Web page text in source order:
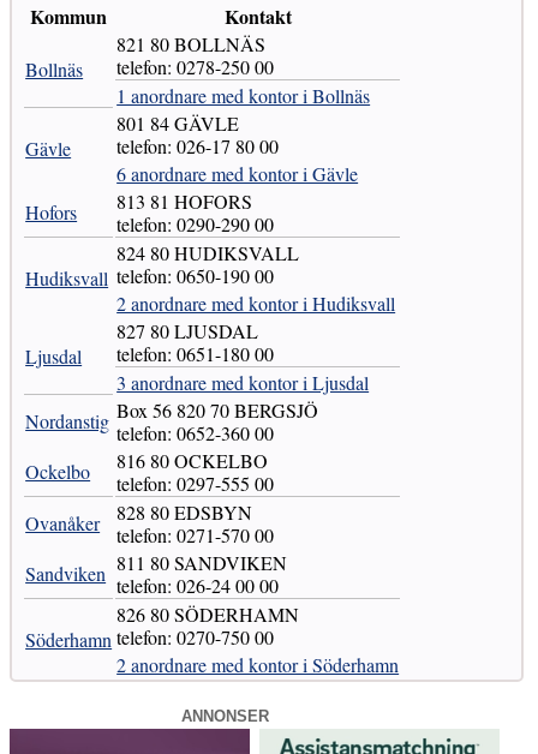
Kommun Kontakt
Bollnäs
821 80 BOLLNÄS
telefon: 0278-250 00
1 anordnare med kontor i Bollnäs
Gävle
801 84 GÄVLE
telefon: 026-17 80 00
6 anordnare med kontor i Gävle
Hofors
813 81 HOFORS
telefon: 0290-290 00
Hudiksvall
824 80 HUDIKSVALL
telefon: 0650-190 00
2 anordnare med kontor i Hudiksvall
Ljusdal
827 80 LJUSDAL
telefon: 0651-180 00
3 anordnare med kontor i Ljusdal
Nordanstig Box 56 820 70 BERGSJÖ
telefon: 0652-360 00
Ockelbo
816 80 OCKELBO
telefon: 0297-555 00
Ovanåker
828 80 EDSBYN
telefon: 0271-570 00
Sandviken 811 80 SANDVIKEN
telefon: 026-24 00 00
Söderhamn
826 80 SÖDERHAMN
telefon: 0270-750 00
2 anordnare med kontor i Söderhamn
ANNONSER